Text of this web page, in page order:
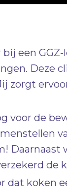
een
Deze
zorgt
voor de
de
dat koken